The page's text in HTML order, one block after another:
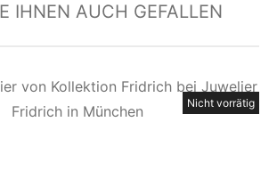
IHNEN AUCH GEFALLEN
Nicht vorrätig